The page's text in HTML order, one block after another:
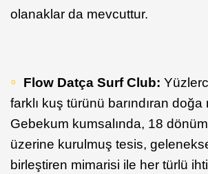
olanaklar da mevcuttur.
Flow Datça Surf Club:
farklı kuş türünü barındıran doğa
Gebekum kumsalında, 18
üzerine kurulmuş tesis,
birleştiren mimarisi ile her türlü